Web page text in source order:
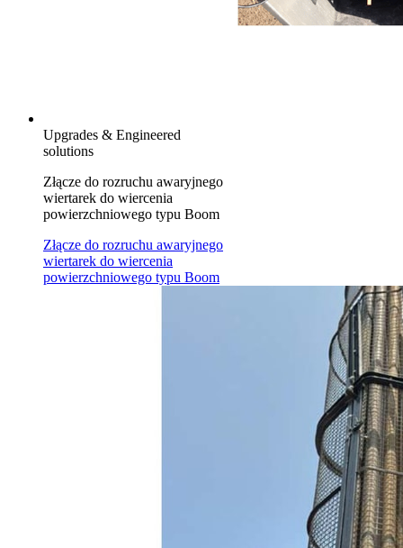
Upgrades & Engineered
solutions
Złącze do rozruchu awaryjnego
wiertarek do wiercenia
powierzchniowego typu Boom
Złącze do rozruchu awaryjnego
wiertarek do wiercenia
powierzchniowego typu Boom